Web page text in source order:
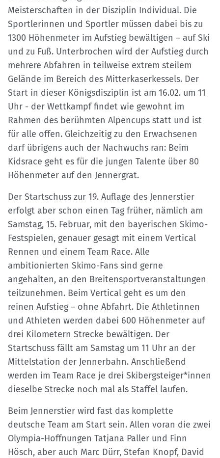
Meisterschaften in der Disziplin Individual. Die
Sportlerinnen und Sportler müssen dabei bis zu
1300 Höhenmeter im Aufstieg bewältigen – auf Ski
und zu Fuß. Unterbrochen wird der Aufstieg durch
mehrere Abfahren in teilweise extrem steilem
Gelände im Bereich des Mitterkaserkessels. Der
Start in dieser Königsdisziplin ist am 16.02. um 11
Uhr - der Wettkampf findet wie gewohnt im
Rahmen des berühmten Alpencups statt und ist
für alle offen. Gleichzeitig zu den Erwachsenen
darf übrigens auch der Nachwuchs ran: Beim
Kidsrace geht es für die jungen Talente über 80
Höhenmeter auf den Jennergrat.
Der Startschuss zur 19. Auflage des Jennerstier
erfolgt aber schon einen Tag früher, nämlich am
Samstag, 15. Februar, mit den bayerischen Skimo-
Festspielen, genauer gesagt mit einem Vertical
Rennen und einem Team Race. Alle
ambitionierten Skimo-Fans sind gerne
angehalten, an den Breitensportveranstaltungen
teilzunehmen. Beim Vertical geht es um den
reinen Aufstieg – ohne Abfahrt. Die Athletinnen
und Athleten werden dabei 600 Höhenmeter auf
drei Kilometern Strecke bewältigen. Der
Startschuss fällt am Samstag um 11 Uhr an der
Mittelstation der Jennerbahn. Anschließend
werden im Team Race je drei Skibergsteiger*innen
dieselbe Strecke noch mal als Staffel laufen.
Beim Jennerstier wird fast das komplette
deutsche Team am Start sein. Allen voran die zwei
Olympia-Hoffnungen Tatjana Paller und Finn
Hösch, aber auch Marc Dürr, Stefan Knopf, David